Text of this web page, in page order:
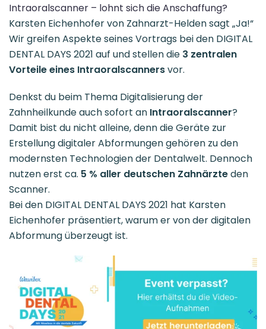
Intraoralscanner – lohnt sich die Anschaffung?
Karsten Eichenhofer von Zahnarzt-Helden sagt „Ja!“
Wir greifen Aspekte seines Vortrags bei den DIGITAL
DENTAL DAYS 2021 auf und stellen die 3 zentralen
Vorteile eines Intraoralscannersvor.
Denkst du beim Thema Digitalisierung der
Zahnheilkunde auch sofort an Intraoralscanner?
Damit bist du nicht alleine, denn die Geräte zur
Erstellung digitaler Abformungen gehören zu den
modernsten Technologien der Dentalwelt. Dennoch
nutzen erst ca. 5 % aller deutschen Zahnärzteden
Scanner.
Bei den DIGITAL DENTAL DAYS 2021 hat Karsten
Eichenhofer präsentiert, warum er von der digitalen
Abformung überzeugt ist.